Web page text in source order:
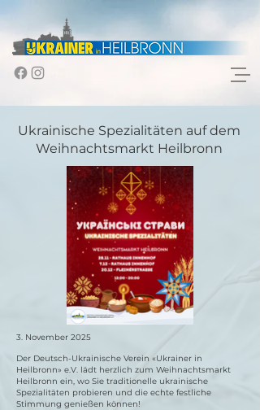
Ukrainische Spezialitäten auf dem
Weihnachtsmarkt Heilbronn
3. November 2025
Der Deutsch-Ukrainische Verein «Ukrainer in
Heilbronn» e.V. lädt herzlich zum Weihnachtsmarkt
Heilbronn ein, wo Sie traditionelle ukrainische
Spezialitäten probieren und die echte festliche
Stimmung genießen können!